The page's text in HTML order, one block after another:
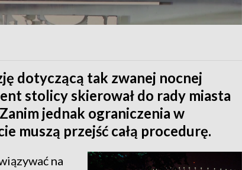
dotyczącą tak zwanej nocnej
stolicy skierował do rady miasta
jednak ograniczenia w
muszą przejść całą procedurę.
na